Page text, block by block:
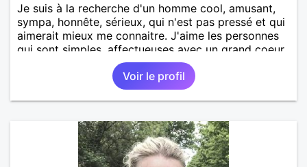
Je suis à la recherche d'un homme cool, amusant,
sympa, honnête, sérieux, qui n'est pas pressé et qui
aimerait mieux me connaitre. J'aime les personnes
qui sont simples, affectueuses avec un grand coeur.
Voir le profil